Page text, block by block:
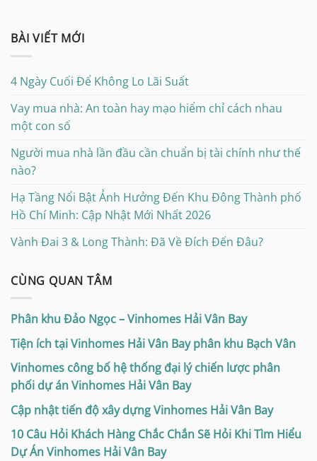
BÀI VIẾT MỚI
4 Ngày Cuối Để Không Lo Lãi Suất
Vay mua nhà: An toàn hay mạo hiểm chỉ cách nhau
một con số
Người mua nhà lần đầu cần chuẩn bị tài chính như thế
nào?
Hạ Tầng Nổi Bật Ảnh Hưởng Đến Khu Đông Thành phố
Hồ Chí Minh: Cập Nhật Mới Nhất 2026
Vành Đai 3 & Long Thành: Đã Về Đích Đến Đâu?
CÙNG QUAN TÂM
Phân khu Đảo Ngọc – Vinhomes Hải Vân Bay
Tiện ích tại Vinhomes Hải Vân Bay phân khu Bạch Vân
Vinhomes công bố hệ thống đại lý chiến lược phân
phối dự án Vinhomes Hải Vân Bay
Cập nhật tiến độ xây dựng Vinhomes Hải Vân Bay
10 Câu Hỏi Khách Hàng Chắc Chắn Sẽ Hỏi Khi Tìm Hiểu
Dự Án Vinhomes Hải Vân Bay